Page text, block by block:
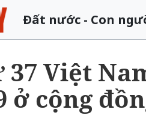
Đất nước - Con
Việt
ở cộng